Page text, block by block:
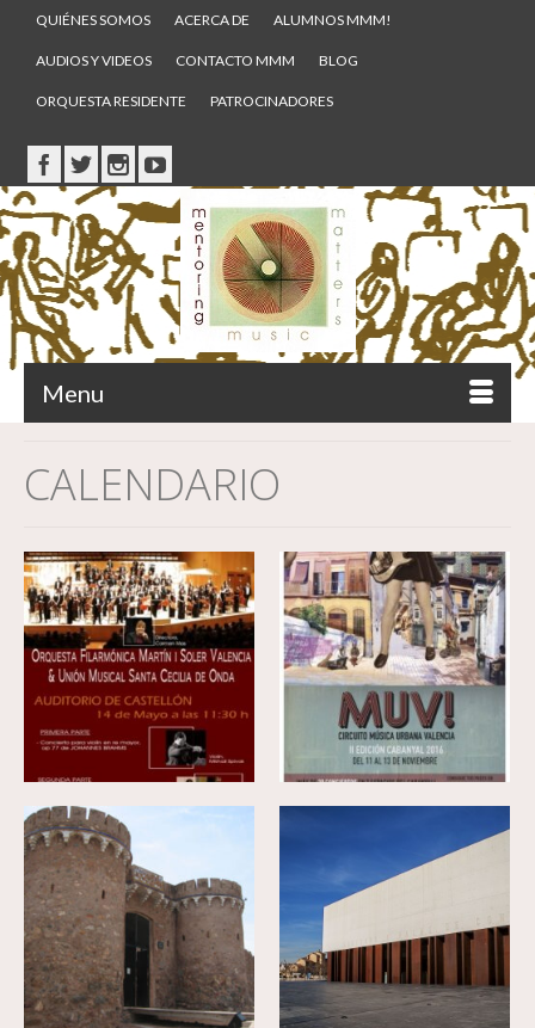
QUIÉNES SOMOS ACERCA DE ALUMNOS MMM!
AUDIOS Y VIDEOS CONTACTO MMM BLOG
ORQUESTA RESIDENTE PATROCINADORES
Menu
CALENDARIO